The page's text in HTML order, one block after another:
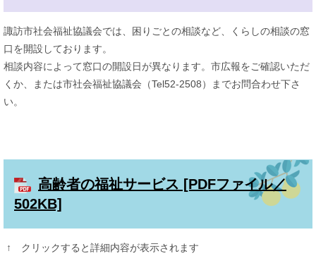
諏訪市社会福祉協議会では、困りごとの相談など、くらしの相談の窓
口を開設しております。
相談内容によって窓口の開設日が異なります。市広報をご確認いただ
くか、または市社会福祉協議会（Tel52-2508）までお問合わせ下さ
い。
高齢者の福祉サービス [PDFファイル／
502KB]
↑ クリックすると詳細内容が表示されます